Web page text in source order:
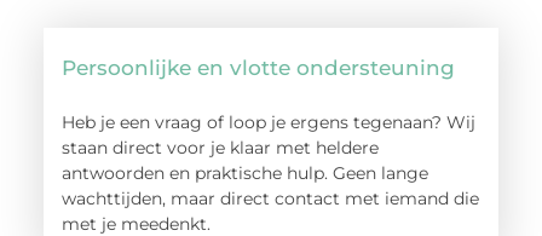
Persoonlijke en vlotte ondersteuning
Heb je een vraag of loop je ergens tegenaan? Wij
staan direct voor je klaar met heldere
antwoorden en praktische hulp. Geen lange
wachttijden, maar direct contact met iemand die
met je meedenkt.